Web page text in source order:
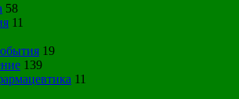
58
11
19
139
11